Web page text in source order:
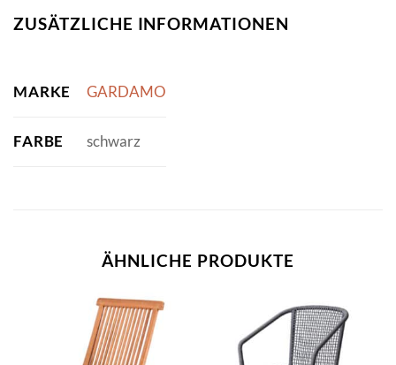
ZUSÄTZLICHE INFORMATIONEN
MARKE GARDAMO
FARBE schwarz
ÄHNLICHE PRODUKTE